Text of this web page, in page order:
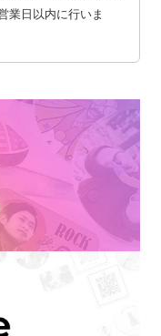
業日以内に行いま